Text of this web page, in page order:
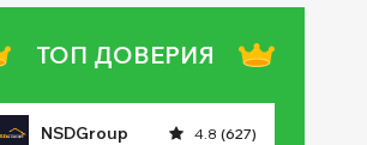
ТОП ДОВЕРИЯ
NSDGroup 4.8 (627)